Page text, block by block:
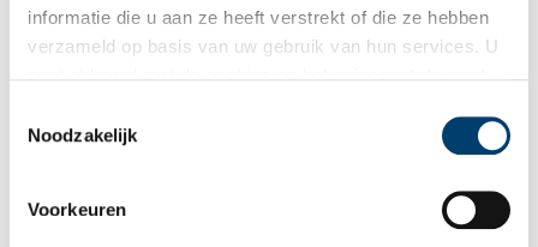
informatie die u aan ze heeft verstrekt of die ze hebben
verzameld op basis van uw gebruik van hun services. U
Noodzakelijk
Voorkeuren
Cuno Amiet (1868 – 1961), De gele heuvel, 1903, tempera op doek, 98.0 x 72.0
cm, Kunstmuseum Solothurn, Dübi-Müller-Stiftung. Foto: ©Kunstmuseum
Solothurn/David Aebi.
‘Ik zie rood, ik zie blauw, maar ik ervaar geel’, zo omschrijft
kunstenaar Olafur Eliasson (1967) zijn beleving van de kleur.
combineert Eliasson verschillende lichtinstallaties. De bezoeker